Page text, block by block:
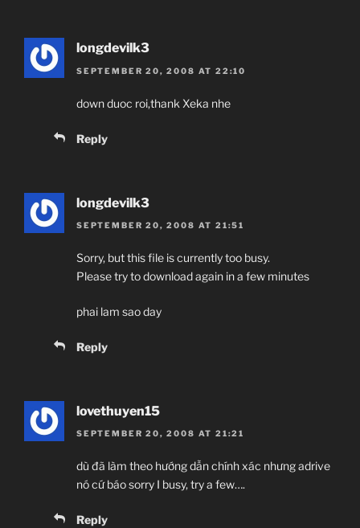
longdevilk3
SEPTEMBER 20, 2008 AT 22:10
down duoc roi,thank Xeka nhe
Reply
longdevilk3
SEPTEMBER 20, 2008 AT 21:51
Sorry, but this file is currently too busy.
Please try to download again in a few minutes
phai lam sao day
Reply
lovethuyen15
SEPTEMBER 20, 2008 AT 21:21
dù đã làm theo hướng dẫn chính xác nhưng adrive
nó cứ báo sorry I busy, try a few….
Reply